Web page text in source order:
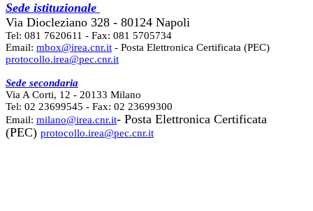
Sede istituzionale
Via Diocleziano 328 - 80124 Napoli
Tel: 081 7620611 - Fax: 081 5705734
Email: mbox@irea.cnr.it - Posta Elettronica Certificata (PEC)
protocollo.irea@pec.cnr.it
Sede secondaria
Via A Corti, 12 - 20133 Milano
Tel: 02 23699545 - Fax: 02 23699300
Email: milano@irea.cnr.it- Posta Elettronica Certificata
(PEC) protocollo.irea@pec.cnr.it